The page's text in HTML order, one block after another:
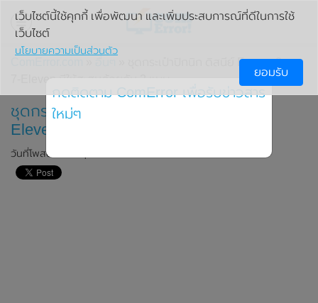
» ชุดกระเป๋าปิกนิก ดิสนีย์ Frozen 2 จาก
ชุดกระเป๋าปิกนิก ดิสนีย์ Frozen 2 จาก 7-
Eleven มีให้สะสมด้วยกัน 2 แบบ
วันที่โพสต์: 29 พฤศจิกายน 2019
เว็บไซต์นี้ใช้คุกกี้ เพื่อพัฒนา และเพิ่มประสบการณ์ที่ดีในการใช้
เว็บไซต์
นโยบายความเป็นส่วนตัว
ยอมรับ
กดติดตาม ComError เพื่อรับข่าวสาร
ใหม่ๆ